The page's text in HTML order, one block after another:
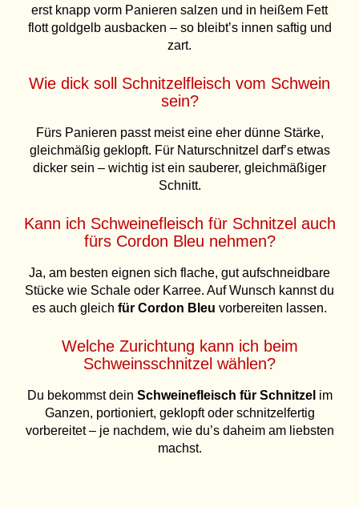
erst knapp vorm Panieren salzen und in heißem Fett
flott goldgelb ausbacken – so bleibt’s innen saftig und
zart.
Wie dick soll Schnitzelfleisch vom Schwein
sein?
Fürs Panieren passt meist eine eher dünne Stärke,
gleichmäßig geklopft. Für Naturschnitzel darf’s etwas
dicker sein – wichtig ist ein sauberer, gleichmäßiger
Schnitt.
Kann ich Schweinefleisch für Schnitzel auch
fürs Cordon Bleu nehmen?
Ja, am besten eignen sich flache, gut aufschneidbare
Stücke wie Schale oder Karree. Auf Wunsch kannst du
es auch gleich für Cordon Bleu vorbereiten lassen.
Welche Zurichtung kann ich beim
Schweinsschnitzel wählen?
Du bekommst dein Schweinefleisch für Schnitzel im
Ganzen, portioniert, geklopft oder schnitzelfertig
vorbereitet – je nachdem, wie du’s daheim am liebsten
machst.